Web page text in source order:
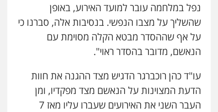
נפל במלחמה עובר למועד האירוע, באופן
שהשליך על מצבו הנפשי. בנסיבות אלה, סברנו כי
על אף שההסדר מבטא הקלה מסוימת עם
הנאשם, מדובר בהסדר ראוי".
עו"ד כהן רוכברגר הדגיש מצד ההגנה את חוות
הדעת המצוינות על הנאשם מצד מפקדיו, ומן
העבר השני את האירועים שעברו עליו מאז 7